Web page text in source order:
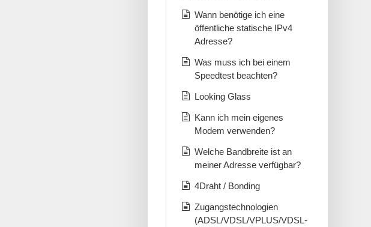
Wann benötige ich eine
öffentliche statische IPv4
Adresse?
Was muss ich bei einem
Speedtest beachten?
Looking Glass
Kann ich mein eigenes
Modem verwenden?
Welche Bandbreite ist an
meiner Adresse verfügbar?
4Draht / Bonding
Zugangstechnologien
(ADSL/VDSL/VPLUS/VDSL-